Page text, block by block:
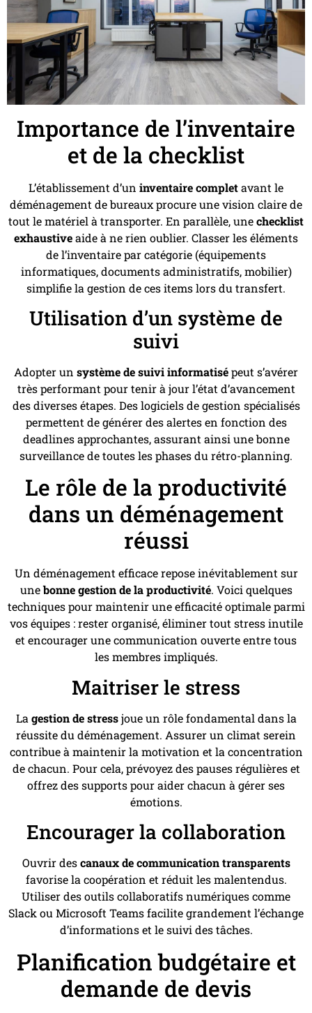
Importance de l’inventaire
et de la checklist
L’établissement d’un inventaire completavant le
déménagement de bureaux procure une vision claire de
tout le matériel à transporter. En parallèle, unechecklist
exhaustiveaide à ne rien oublier. Classer les éléments
de l’inventaire par catégorie (équipements
informatiques, documents administratifs, mobilier)
simplifie la gestion de ces items lors du transfert.
Utilisation d’un système de
suivi
Adopter un système de suivi informatisépeut s’avérer
très performant pour tenir à jour l’état d’avancement
des diverses étapes. Des logiciels de gestion spécialisés
permettent de générer des alertes en fonction des
deadlines approchantes, assurant ainsi une bonne
surveillance de toutes les phases du rétro-planning.
Le rôle de la productivité
dans un déménagement
réussi
Un déménagement efficace repose inévitablement sur
unebonne gestion de la productivité. Voici quelques
techniques pour maintenir une efficacité optimale parmi
vos équipes : rester organisé, éliminer tout stress inutile
et encourager une communication ouverte entre tous
les membres impliqués.
Maitriser le stress
La gestion de stressjoue un rôle fondamental dans la
réussite du déménagement. Assurer un climat serein
contribue à maintenir la motivation et la concentration
de chacun. Pour cela, prévoyez des pauses régulières et
offrez des supports pour aider chacun à gérer ses
émotions.
Encourager la collaboration
Ouvrir descanaux de communication transparents
favorise la coopération et réduit les malentendus.
Utiliser des outils collaboratifs numériques comme
Slack ou Microsoft Teams facilite grandement l’échange
d’informations et le suivi des tâches.
Planification budgétaire et
demande de devis